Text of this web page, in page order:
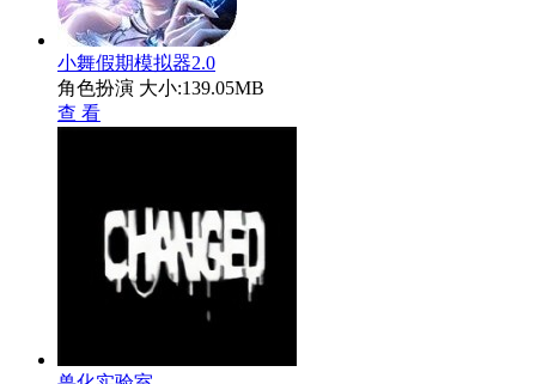
小舞假期模拟器2.0
角色扮演 大小:139.05MB
查 看